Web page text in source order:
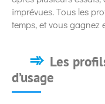
imprévues. Tous les
temps, et vous gagnez
Les
d’usage